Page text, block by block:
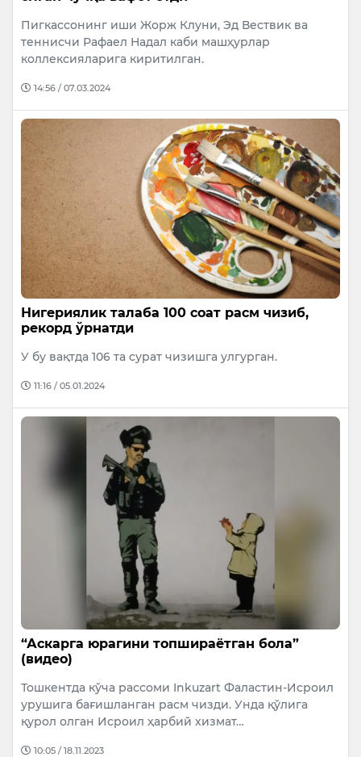
Пигкассонинг иши Жорж Клуни, Эд Вествик ва
теннисчи Рафаел Надал каби машҳурлар
коллексияларига киритилган.
14:56 / 07.03.2024
Нигериялик талаба 100 соат расм чизиб,
рекорд ўрнатди
У бу вақтда 106 та сурат чизишга улгурган.
11:16 / 05.01.2024
“Аскарга юрагини топшираётган бола”
(видео)
Тошкентда кўча рассоми Inkuzart Фаластин-Исроил
урушига бағишланган расм чизди. Унда қўлига
қурол олган Исроил ҳарбий хизмат…
10:05 / 18.11.2023